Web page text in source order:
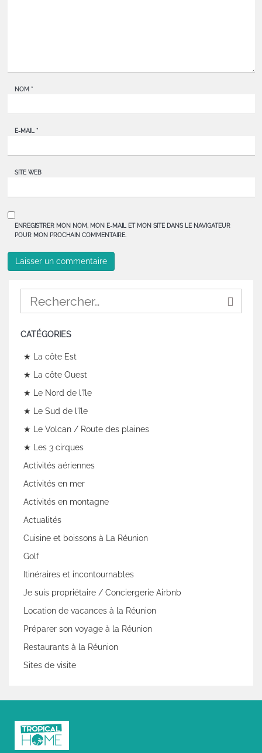
NOM *
E-MAIL *
SITE WEB
ENREGISTRER MON NOM, MON E-MAIL ET MON SITE DANS LE NAVIGATEUR
POUR MON PROCHAIN COMMENTAIRE.
CATÉGORIES
★ La côte Est
★ La côte Ouest
★ Le Nord de l'île
★ Le Sud de l'île
★ Le Volcan / Route des plaines
★ Les 3 cirques
Activités aériennes
Activités en mer
Activités en montagne
Actualités
Cuisine et boissons à La Réunion
Golf
Itinéraires et incontournables
Je suis propriétaire / Conciergerie Airbnb
Location de vacances à la Réunion
Préparer son voyage à la Réunion
Restaurants à la Réunion
Sites de visite